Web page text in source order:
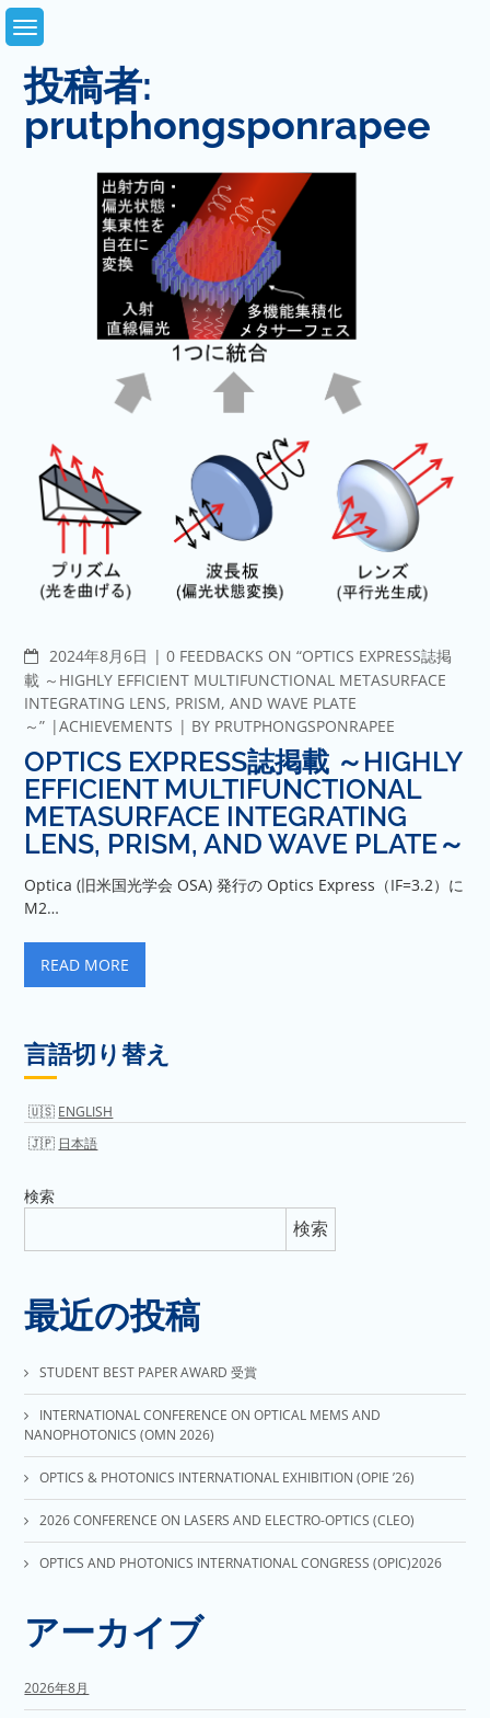
Skip
投稿者:
prutphongsponrapee
2024年8月6日 COMMENTS
0 FEEDBACKS ON “OPTICS EXPRESS誌掲
載 ～HIGHLY EFFICIENT MULTIFUNCTIONAL METASURFACE
INTEGRATING LENS, PRISM, AND WAVE PLATE
～”
ACHIEVEMENTS BY PRUTPHONGSPONRAPEE
OPTICS EXPRESS誌掲載 ～HIGHLY
EFFICIENT MULTIFUNCTIONAL
METASURFACE INTEGRATING
LENS, PRISM, AND WAVE PLATE～
Optica (旧米国光学会 OSA) 発行の Optics Express（IF=3.2）に
M2…
READ MORE
言語切り替え
ENGLISH
日本語
検索
検索
最近の投稿
STUDENT BEST PAPER AWARD 受賞
INTERNATIONAL CONFERENCE ON OPTICAL MEMS AND
NANOPHOTONICS (OMN 2026)
OPTICS & PHOTONICS INTERNATIONAL EXHIBITION (OPIE ’26)
2026 CONFERENCE ON LASERS AND ELECTRO-OPTICS (CLEO)
OPTICS AND PHOTONICS INTERNATIONAL CONGRESS (OPIC)2026
アーカイブ
2026年8月